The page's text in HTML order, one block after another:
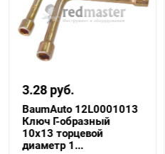
3.28 руб.
BaumAuto 12L0001013
Ключ Г-образный
10х13 торцевой
диаметр 1...